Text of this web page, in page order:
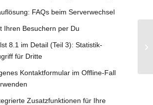
FAQs beim Serverwechsel
Ihren Besuchern per Du
8.1 im Detail (Teil 3): Statistik-
für Dritte
Kontaktformular im Offline-Fall
Zusatzfunktionen für Ihre